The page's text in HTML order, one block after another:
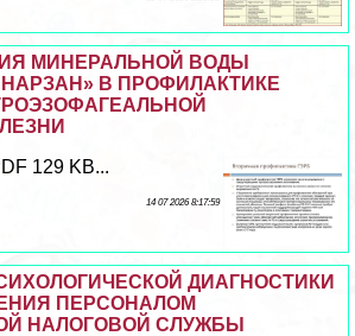
МИНЕРАЛЬНОЙ ВОДЫ
В ПРОФИЛАКТИКЕ
129 KB...
14 07 2026 8:17:59
ДИАГНОСТИКИ
ПЕРСОНАЛОМ
НАЛОГОВОЙ СЛУЖБЫ